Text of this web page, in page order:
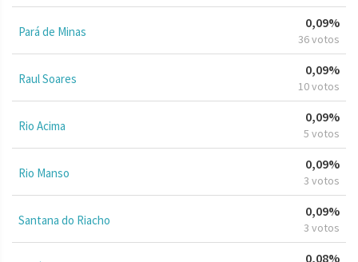
Pará de Minas
0,09%
36 votos
Raul Soares
0,09%
10 votos
Rio Acima
0,09%
5 votos
Rio Manso
0,09%
3 votos
Santana do Riacho
0,09%
3 votos
0,08%